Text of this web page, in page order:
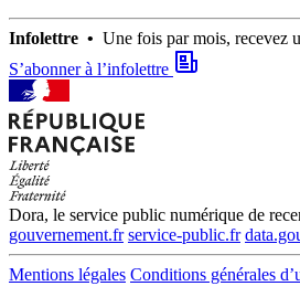
Infolettre • Une fois par mois, recevez
S’abonner à l’infolettre
Dora, le service public numérique de
gouvernement.fr service-public.fr
Mentions légales Conditions générales